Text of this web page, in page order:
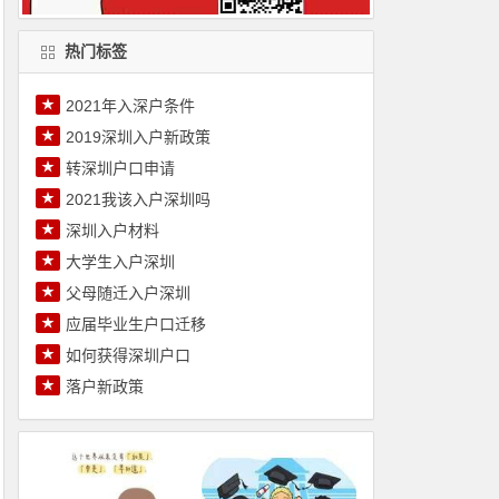
热门标签
★ 2021年入深户条件
★ 2019深圳入户新政策
★ 转深圳户口申请
★ 2021我该入户深圳吗
★ 深圳入户材料
★ 大学生入户深圳
★ 父母随迁入户深圳
★ 应届毕业生户口迁移
★ 如何获得深圳户口
★ 落户新政策